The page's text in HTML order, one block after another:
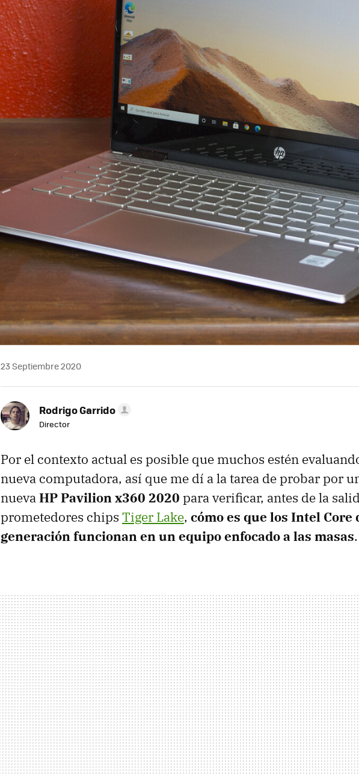
23 Septiembre 2020
Rodrigo Garrido
Director
Por el contexto actual es posible que muchos estén
nueva computadora, así que me dí a la tarea de probar por
nuevaHP Pavilion x360 2020 para verificar, antes de la
prometedores chips Tiger Lake, cómo es que los Intel Core
generación funcionan en un equipo enfocado a las masas.